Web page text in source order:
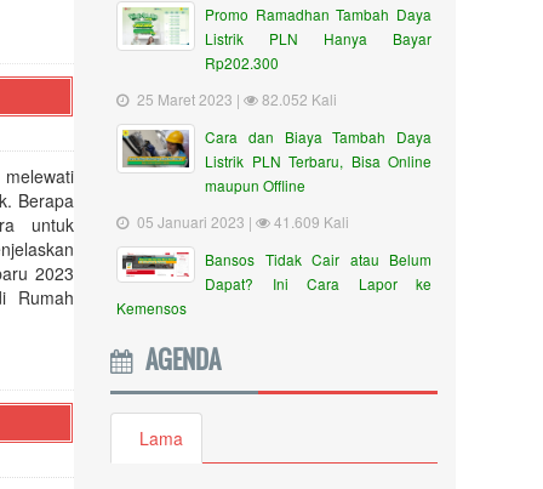
Berapa
untuk
2023
Rumah
Promo Ramadhan Tambah Daya
Listrik PLN Hanya Bayar
Rp202.300
25 Maret 2023 |
82.052 Kali
Cara dan Biaya Tambah Daya
Listrik PLN Terbaru, Bisa Online
maupun Offline
05 Januari 2023 |
41.609 Kali
Bansos Tidak Cair atau Belum
Dapat? Ini Cara Lapor ke
Kemensos
AGENDA
Lama